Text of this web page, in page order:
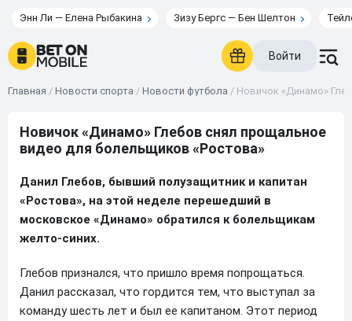
Энн Ли — Елена Рыбакина Зизу Бергс — Бен Шелтон
Войти
Главная / Новости спорта / Новости футбола / Новичок «Динамо»
Новичок «Динамо» Глебов снял прощальное
видео для болельщиков «Ростова»
Данил Глебов, бывший полузащитник и капитан
«Ростова», на этой неделе перешедший в
московское «Динамо» обратился к болельщикам
желто-синих.
Глебов признался, что пришло время попрощаться.
Данил рассказал, что гордится тем, что выступал за
команду шесть лет и был ее капитаном. Этот период